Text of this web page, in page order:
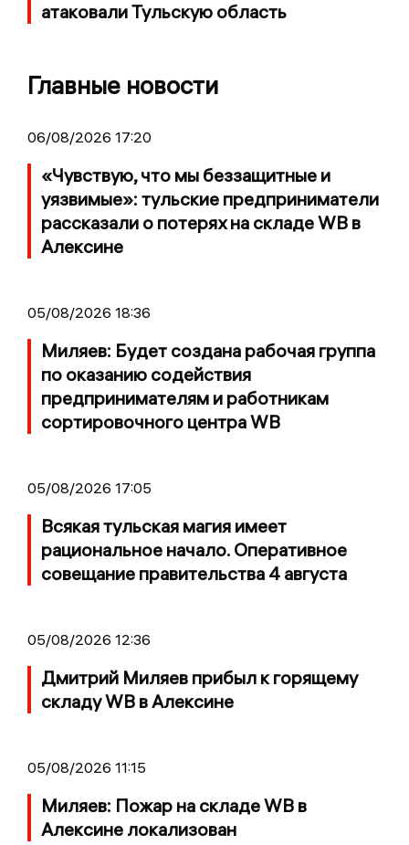
атаковали Тульскую область
Главные новости
06/08/2026 17:20
«Чувствую, что мы беззащитные и
уязвимые»: тульские предприниматели
рассказали о потерях на складе WB в
Алексине
05/08/2026 18:36
Миляев: Будет создана рабочая группа
по оказанию содействия
предпринимателям и работникам
сортировочного центра WB
05/08/2026 17:05
Всякая тульская магия имеет
рациональное начало. Оперативное
совещание правительства 4 августа
05/08/2026 12:36
Дмитрий Миляев прибыл к горящему
складу WB в Алексине
05/08/2026 11:15
Миляев: Пожар на складе WB в
Алексине локализован